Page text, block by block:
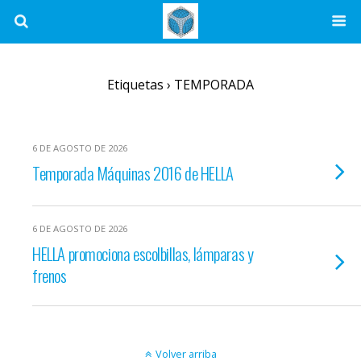
Etiquetas › TEMPORADA
6 DE AGOSTO DE 2026
Temporada Máquinas 2016 de HELLA
6 DE AGOSTO DE 2026
HELLA promociona escolbillas, lámparas y
frenos
Volver arriba